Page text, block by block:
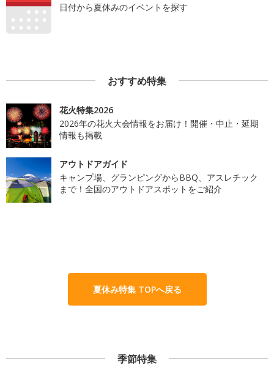
日付から夏休みのイベントを探す
おすすめ特集
花火特集2026
2026年の花火大会情報をお届け！開催・中止・延期
情報も掲載
アウトドアガイド
キャンプ場、グランピングからBBQ、アスレチック
まで！全国のアウトドアスポットをご紹介
夏休み特集 TOPへ戻る
季節特集